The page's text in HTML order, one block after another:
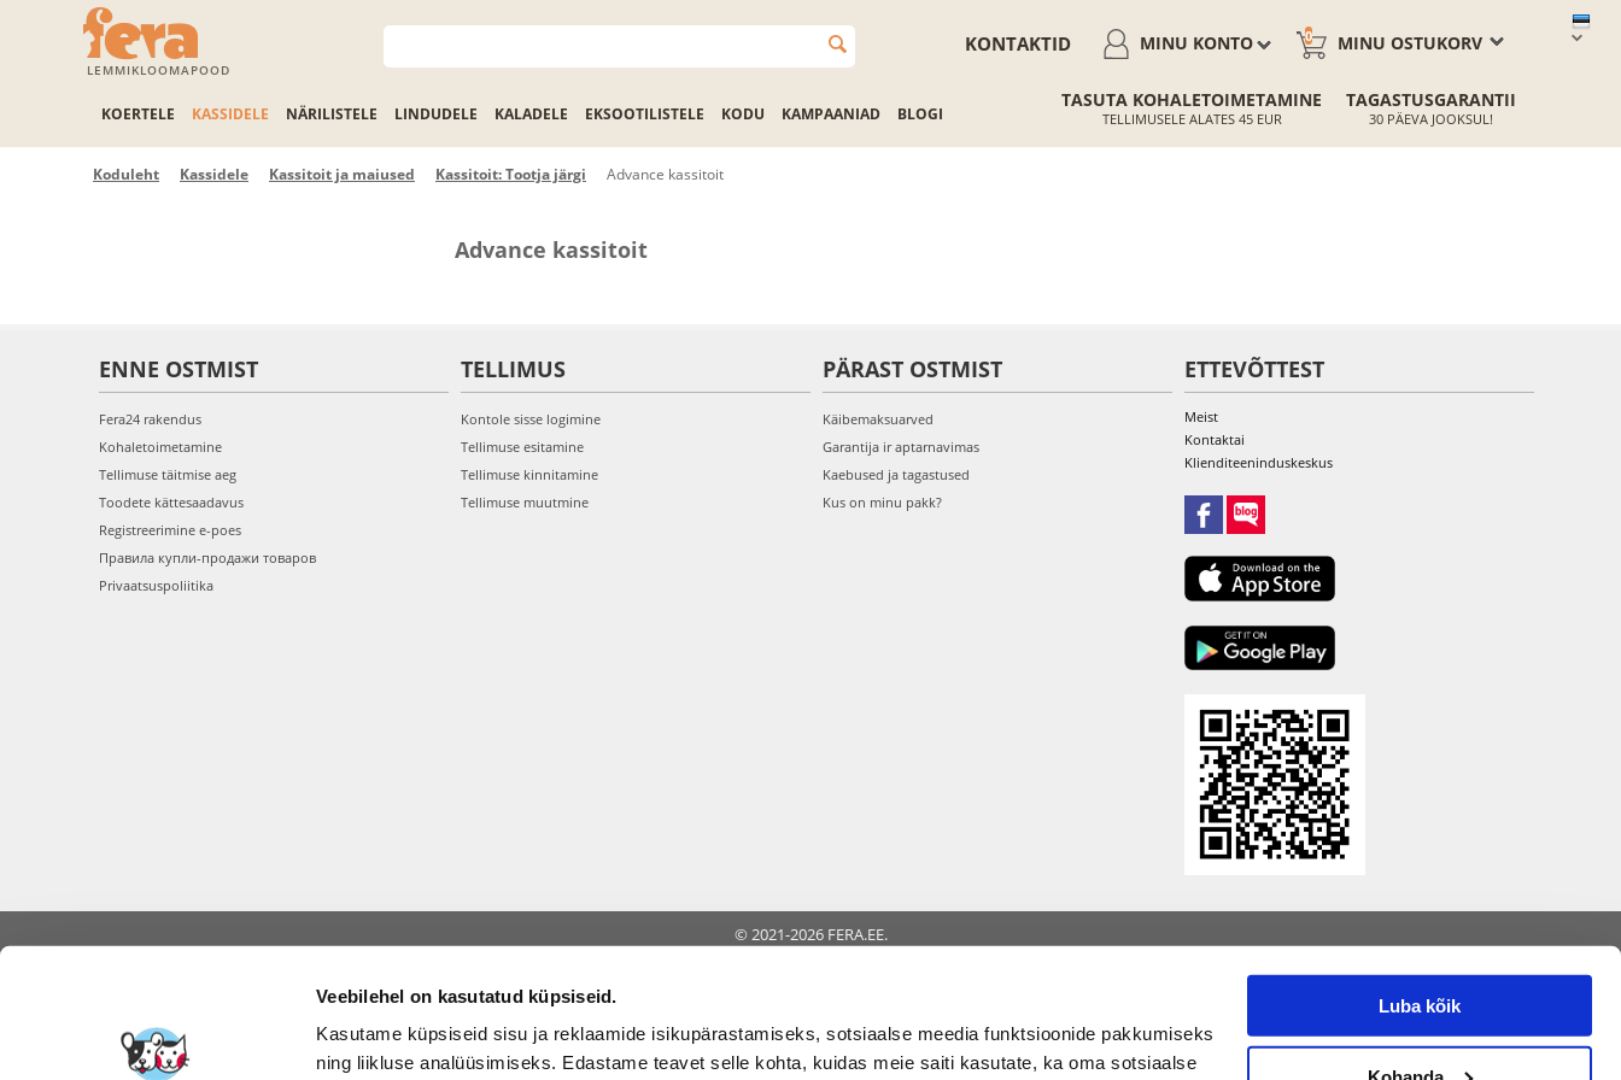
Veebilehel on kasutatud küpsiseid.
Kasutame küpsiseid sisu ja reklaamide isikupärastamiseks, sotsiaalse meedia funktsioonide pakkumiseks
ning liikluse analüüsimiseks. Edastame teavet selle kohta, kuidas meie saiti kasutate, ka oma sotsiaalse
Luba kõik
LEMMIKLOOMAPOOD
MINU OSTUKORV
0
MINU KONTO
KONTAKTID
KOERTELE KASSIDELE NÄRILISTELE LINDUDELE KALADELE EKSOOTILISTELE KODU KAMPAANIAD BLOGI
TASUTA KOHALETOIMETAMINE
TELLIMUSELE ALATES 45 EUR
TAGASTUSGARANTII
30 PÄEVA JOOKSUL!
Koduleht Kassidele Kassitoit ja maiused Kassitoit: Tootja järgi Advance kassitoit
Advance kassitoit
ENNE OSTMIST
Fera24 rakendus
Kohaletoimetamine
Tellimuse täitmise aeg
Toodete kättesaadavus
Registreerimine e-poes
Правила купли-продажи товаров
Privaatsuspoliitika
TELLIMUS
Kontole sisse logimine
Tellimuse esitamine
Tellimuse kinnitamine
Tellimuse muutmine
PÄRAST OSTMIST
Käibemaksuarved
Garantija ir aptarnavimas
Kaebused ja tagastused
Kus on minu pakk?
ETTEVÕTTEST
Meist
Kontaktai
Klienditeeninduskeskus
© 2021-2026 FERA.EE.